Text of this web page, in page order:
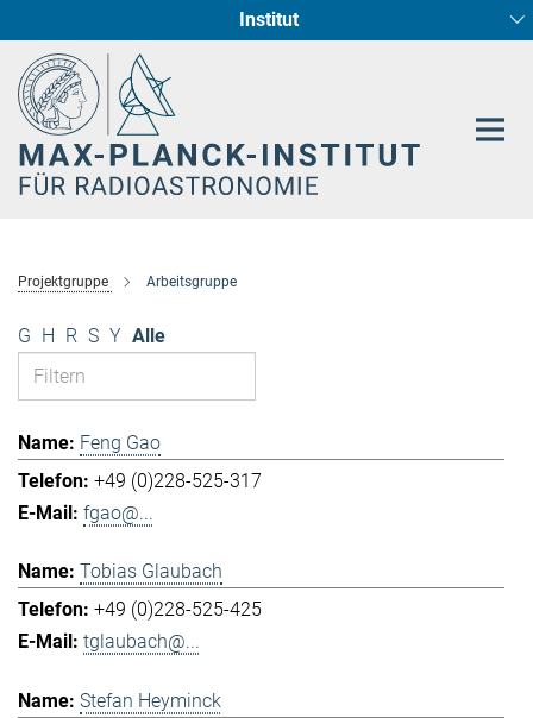
Institut
Radioastronomische Fundamentalphysik
Sternentstehung und Galaxienentwicklung
Projektgruppe Arbeitsgruppe
G H R S Y Alle
Feng Gao
+49 (0)228-525-317
fgao@...
Tobias Glaubach
+49 (0)228-525-425
tglaubach@...
Stefan Heyminck